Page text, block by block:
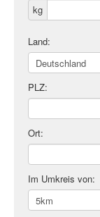
kg
Land:
PLZ:
Ort:
Im Umkreis von: